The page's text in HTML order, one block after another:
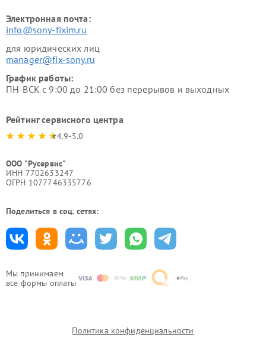
Мы принимаем
все формы оплаты
Электронная почта:
info@sony-fixim.ru
для юридических лиц
manager@fix-sony.ru
График работы:
ПН-ВСК с 9:00 до 21:00 без перерывов и выходных
Рейтинг сервисного центра
4.9-5.0
ООО "Русервис"
ИНН 7702633247
ОГРН 1077746335776
Поделиться в соц. сетях:
Политика конфиденциальности